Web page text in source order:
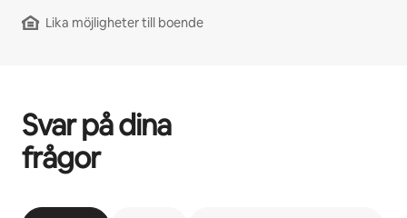
Lika möjligheter till boende
Svar på dina
frågor